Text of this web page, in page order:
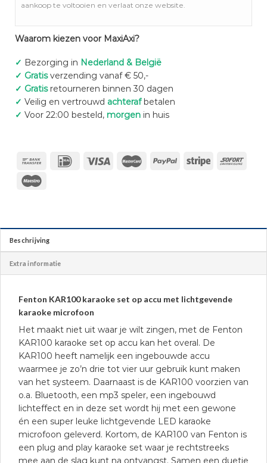
aankoop te voltooien en verlaat onze website.
Waarom kiezen voor MaxiAxi?
✓ Bezorging in Nederland & België
✓ Gratisverzending vanaf € 50,-
✓ Gratisretourneren binnen 30 dagen
✓ Veilig en vertrouwd achterafbetalen
✓ Voor 22:00 besteld, morgenin huis
Beschrijving
Extra informatie
Fenton KAR100 karaoke set op accu met lichtgevende
karaoke microfoon
Het maakt niet uit waar je wilt zingen, met de Fenton
KAR100 karaoke set op accu kan het overal. De
KAR100 heeft namelijk een ingebouwde accu
waarmee je zo’n drie tot vier uur gebruik kunt maken
van het systeem. Daarnaast is de KAR100 voorzien van
o.a. Bluetooth, een mp3 speler, een ingebouwd
lichteffect en in deze set wordt hij met een gewone
én een super leuke lichtgevende LED karaoke
microfoon geleverd. Kortom, de KAR100 van Fenton is
een plug and play karaoke set waar je rechtstreeks